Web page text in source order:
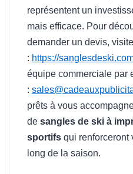
représentent un
mais efficace. Pour
demander un devis,
: https://
équipe commerciale par
:
prêts à vous
de sangles de ski à
sportifs qui renforceront
long de la saison.